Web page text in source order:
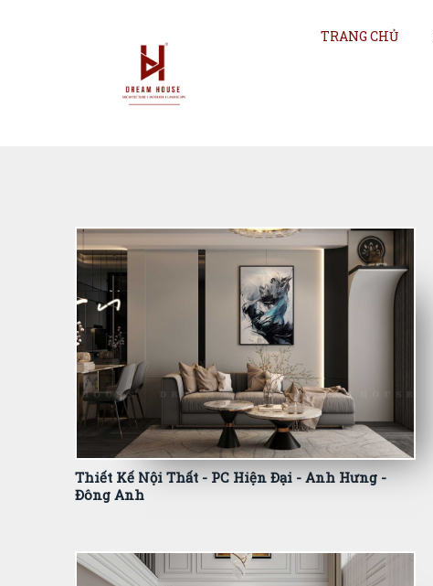
TRANG CHỦ
Thiết Kế Nội Thất - PC Hiện Đại - Anh Hưng -
Đông Anh